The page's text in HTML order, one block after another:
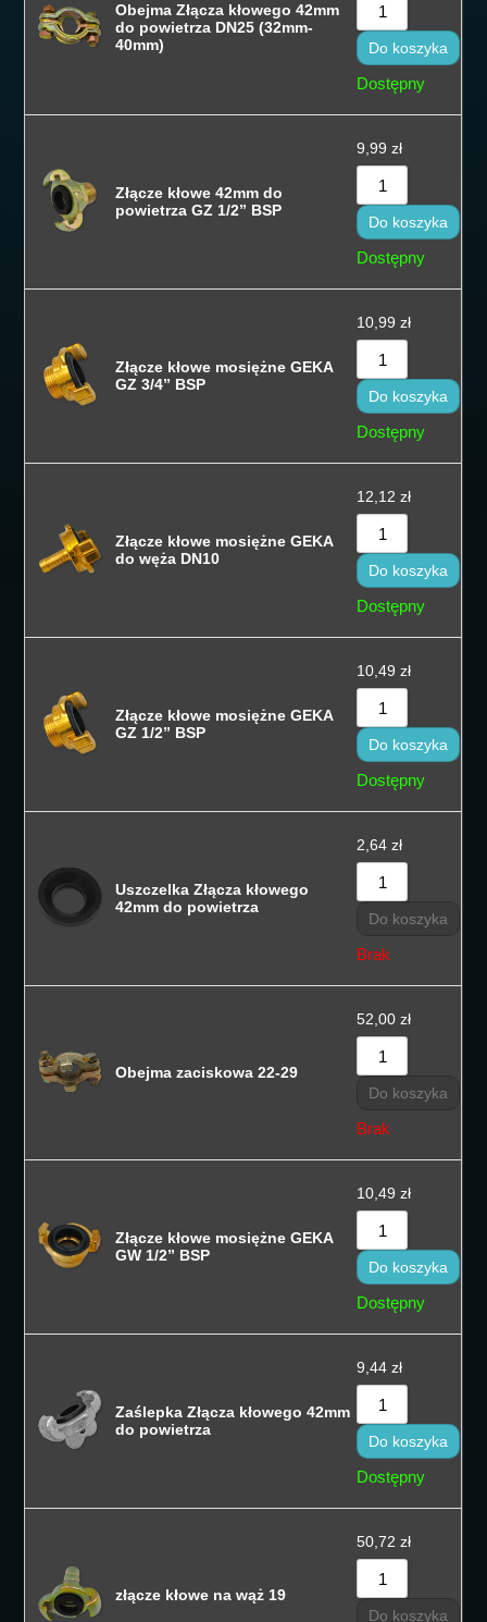
Sortuj od
Sortuj od
Sortuj po
Sortuj po
Obejma Złącza kłowego 42mm
do powietrza DN25 (32mm-
40mm)
Do koszyka
Dostępny
Złącze kłowe 42mm do
powietrza GZ 1/2” BSP
9,99 zł
Do koszyka
Dostępny
Złącze kłowe mosiężne GEKA
GZ 3/4” BSP
10,99 zł
Do koszyka
Dostępny
Złącze kłowe mosiężne GEKA
do węża DN10
12,12 zł
Do koszyka
Dostępny
Złącze kłowe mosiężne GEKA
GZ 1/2” BSP
10,49 zł
Do koszyka
Dostępny
Uszczelka Złącza kłowego
42mm do powietrza
2,64 zł
Do koszyka
Brak
Obejma zaciskowa 22-29
52,00 zł
Do koszyka
Brak
Złącze kłowe mosiężne GEKA
GW 1/2” BSP
10,49 zł
Do koszyka
Dostępny
Zaślepka Złącza kłowego 42mm
do powietrza
9,44 zł
Do koszyka
Dostępny
złącze kłowe na wąż 19
50,72 zł
Do koszyka